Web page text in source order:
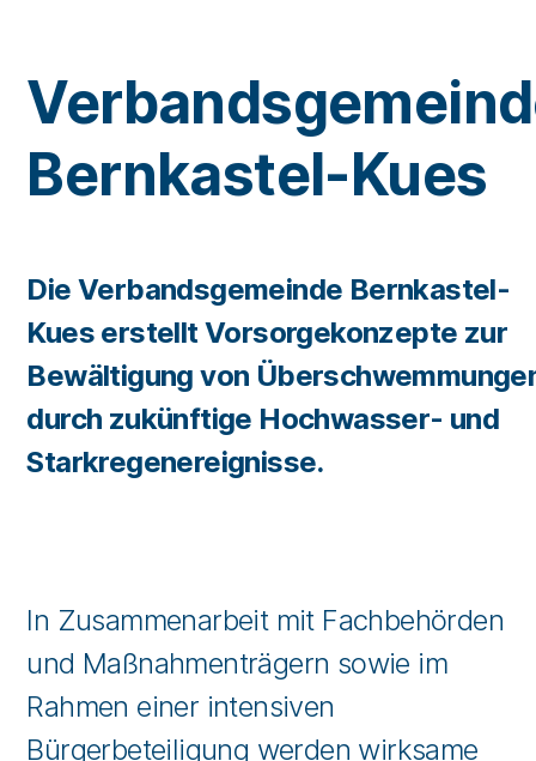
Bernkastel-Kues
Die Verbandsgemeinde Bernkastel-
Kues erstellt Vorsorgekonzepte zur
Bewältigung von
durch zukünftige Hochwasser- und
Starkregenereignisse.
In Zusammenarbeit mit Fachbehörden
und Maßnahmenträgern sowie im
Rahmen einer intensiven
Bürgerbeteiligung werden wirksame